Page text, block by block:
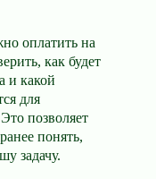
оплатить на
как будет
и какой
для
позволяет
понять,
задачу.